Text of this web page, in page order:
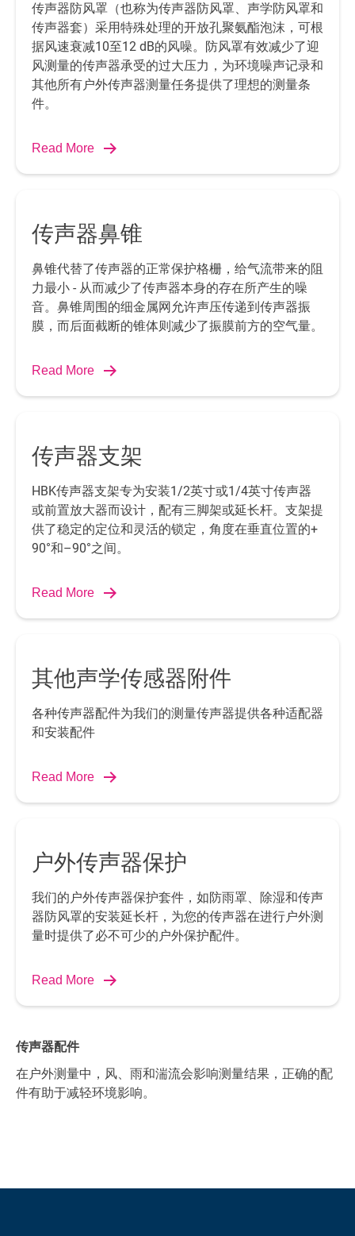
传声器防风罩（也称为传声器防风罩、声学防风罩和
传声器套）采用特殊处理的开放孔聚氨酯泡沫，可根
据风速衰减10至12 dB的风噪。防风罩有效减少了迎
风测量的传声器承受的过大压力，为环境噪声记录和
其他所有户外传声器测量任务提供了理想的测量条
件。
Read More
传声器鼻锥
鼻锥代替了传声器的正常保护格栅，给气流带来的阻
力最小 - 从而减少了传声器本身的存在所产生的噪
音。鼻锥周围的细金属网允许声压传递到传声器振
膜，而后面截断的锥体则减少了振膜前方的空气量。
Read More
传声器支架
HBK传声器支架专为安装1/2英寸或1/4英寸传声器
或前置放大器而设计，配有三脚架或延长杆。支架提
供了稳定的定位和灵活的锁定，角度在垂直位置的+
90°和–90°之间。
Read More
其他声学传感器附件
各种传声器配件为我们的测量传声器提供各种适配器
和安装配件
Read More
户外传声器保护
我们的户外传声器保护套件，如防雨罩、除湿和传声
器防风罩的安装延长杆，为您的传声器在进行户外测
量时提供了必不可少的户外保护配件。
Read More
传声器配件
在户外测量中，风、雨和湍流会影响测量结果，正确的配
件有助于减轻环境影响。